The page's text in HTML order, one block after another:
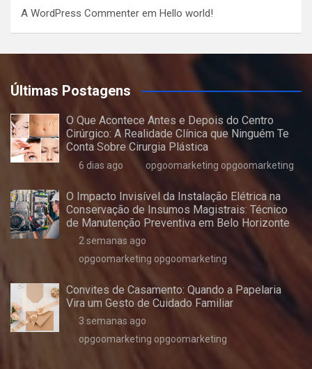
A WordPress Commenter em Hello world!
Últimas Postagens
O Que Acontece Antes e Depois do Centro
Cirúrgico: A Realidade Clínica que Ninguém Te
Conta Sobre Cirurgia Plástica
6 dias ago opgoomarketing opgoomarketing
O Impacto Invisível da Instalação Elétrica na
Conservação de Insumos Magistrais: Técnico
de Manutenção Preventiva em Belo Horizonte
2 semanas ago
opgoomarketing opgoomarketing
Convites de Casamento: Quando a Papelaria
Vira um Gesto de Cuidado Familiar
3 semanas ago
opgoomarketing opgoomarketing